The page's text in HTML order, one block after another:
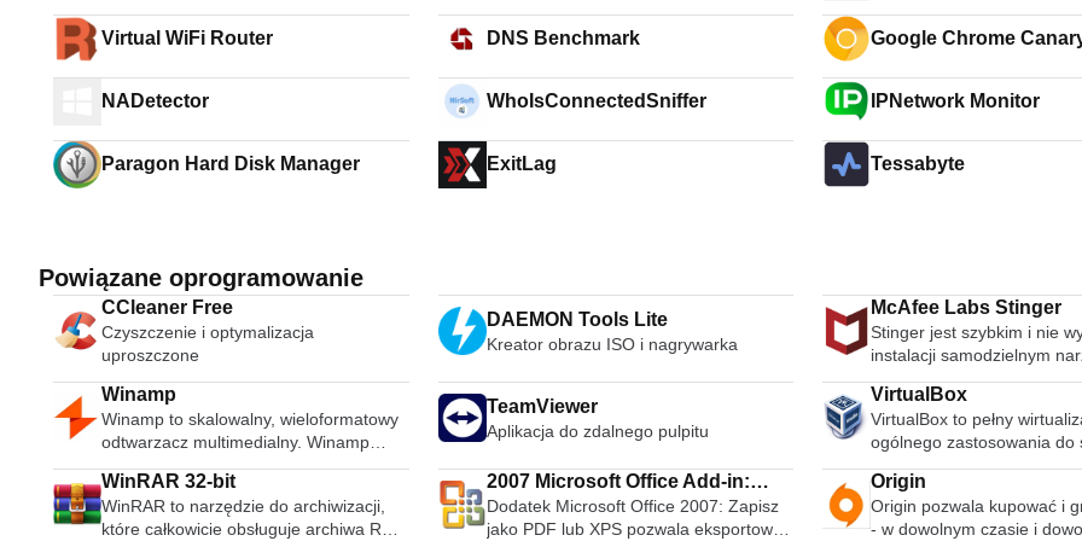
Virtual WiFi Router DNS Benchmark Google Chrome
NADetector WhoIsConnectedSniffer IPNetwork Monitor
Paragon Hard Disk Manager ExitLag Tessabyte
Powiązane oprogramowanie
CCleaner Free
Czyszczenie i optymalizacja
uproszczone
DAEMON Tools Lite
Kreator obrazu ISO i nagrywarka
McAfee Labs Stinger
Stinger jest szybkim i nie
instalacji samodzielnym
wykrywania i usuwania
złośliwego
idealne, jeśli komputer jest
zainfekowany. Chociaż
zastępuje
oprogramowania
jest aktualizowany wiele
Winamp
Winamp to skalowalny, wieloformatowy
odtwarzacz multimedialny. Winamp
obsługuje szeroką gamę współczesnych
i specjalistycznych formatów plików
muzycznych, w tym MIDI, MOD,
warstwy audio 1 i 2 MPEG-1, AAC,
TeamViewer
Aplikacja do zdalnego pulpitu
VirtualBox
VirtualBox to pełny
ogólnego zastosowania do
Jest to jedyne
rozwiązanie do wirtualizacji,
także oprogramowaniem
source, przeznaczone do
WinRAR 32-bit
WinRAR to narzędzie do archiwizacji,
które całkowicie obsługuje archiwa RAR
2007 Microsoft Office Add-in:
Microsoft Save as PDF or XPS
Dodatek Microsoft Office 2007: Zapisz
jako PDF lub XPS pozwala eksportować
Origin
Origin pozwala kupować i
- w dowolnym czasie i